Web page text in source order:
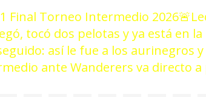
Final Torneo Intermedio 2026
tocó dos pelotas y ya está en
así le fue a los aurinegros
ante Wanderers va directo